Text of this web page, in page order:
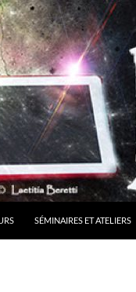
SÉMINAIRES ET ATELIERS